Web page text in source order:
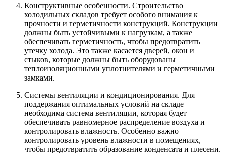
Конструктивные особенности. Строительство
холодильных складов требует особого внимания к
прочности и герметичности конструкций. Конструкции
должны быть устойчивыми к нагрузкам, а также
обеспечивать герметичность, чтобы предотвратить
утечку холода. Это также касается дверей, окон и
стыков, которые должны быть оборудованы
теплоизоляционными уплотнителями и герметичными
замками.
Системы вентиляции и кондиционирования. Для
поддержания оптимальных условий на складе
необходима система вентиляции, которая будет
обеспечивать равномерное распределение воздуха и
контролировать влажность. Особенно важно
контролировать уровень влажности в помещениях,
чтобы предотвратить образование конденсата и плесени.